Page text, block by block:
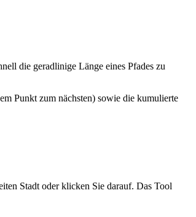
die geradlinige Länge eines Pfades zu
Punkt zum nächsten) sowie die kumulierte
Stadt oder klicken Sie darauf. Das Tool